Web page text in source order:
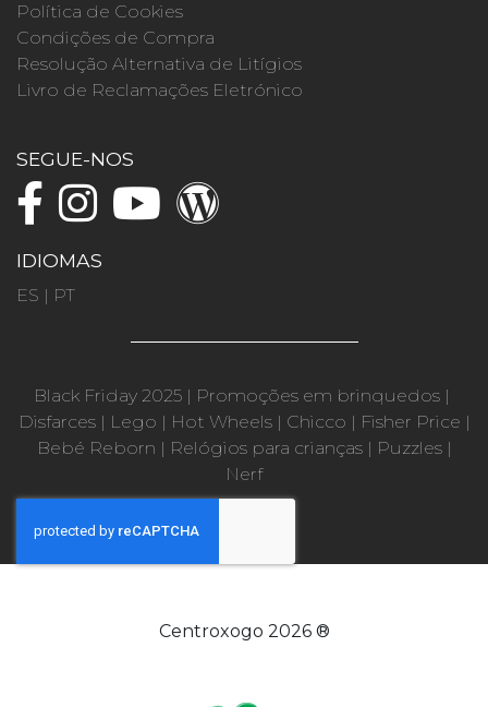
Política de Cookies
Condições de Compra
Resolução Alternativa de Litígios
Livro de Reclamações Eletrónico
SEGUE-NOS
IDIOMAS
ES | PT
Black Friday 2025 | Promoções em brinquedos |
Disfarces| Lego | Hot Wheels| Chicco | Fisher Price |
Bebé Reborn | Relógios para crianças| Puzzles|
Nerf
Centroxogo 2026 ®